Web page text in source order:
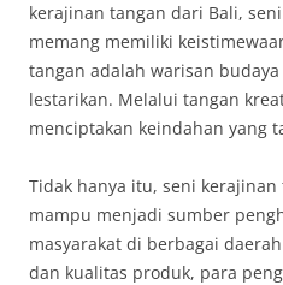
kerajinan tangan dari Bali,
memang memiliki
tangan adalah warisan
lestarikan. Melalui tangan
menciptakan keindahan yang
Tidak hanya itu, seni
mampu menjadi sumber
masyarakat di berbagai
dan kualitas produk, para